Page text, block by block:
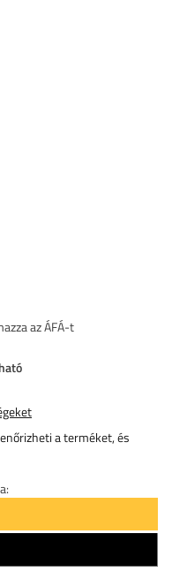
az ÁFÁ-t
a terméket, és